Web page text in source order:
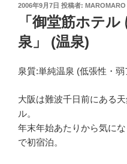
投
2006年9月7日 投稿者: MAROMARO
「御堂筋ホテ
泉」 (温泉)
泉質:単純温泉 (低張性・
大阪は難波千日前にある
ル。
年末年始あたりから気に
で初宿泊。